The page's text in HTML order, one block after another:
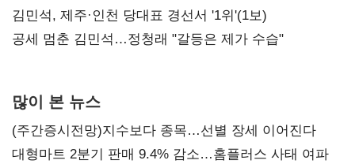
0.86%p(2보)
김민석, 제주·인천 당대표 경선서 '1위'(1보)
공세 멈춘 김민석…정청래 "갈등은 제가 수습"
많이 본 뉴스
(주간증시전망)지수보다 종목…선별 장세 이어진다
대형마트 2분기 판매 9.4% 감소…홈플러스 사태 여파